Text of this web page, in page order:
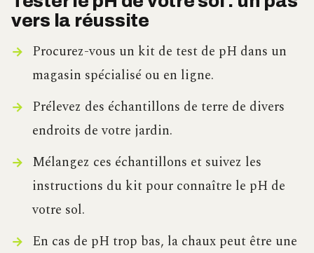
vers la réussite
Procurez-vous un kit de test de pH dans un
magasin spécialisé ou en ligne.
Prélevez des échantillons de terre de divers
endroits de votre jardin.
Mélangez ces échantillons et suivez les
instructions du kit pour connaître le pH de
votre sol.
En cas de pH trop bas, la chaux peut être une